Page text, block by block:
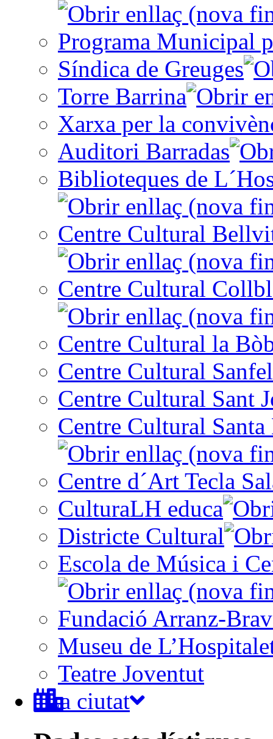
Programa Municipal
Síndica de Greuges
Torre Barrina
Xarxa per la
Auditori Barradas
Biblioteques de
Centre Cultural
Centre Cultural
Centre Cultural la
Centre Cultural
Centre Cultural Sant
Centre Cultural
Centre d´Art Tecla
CulturaLH educa
Districte Cultural
Escola de Música i
Fundació Arranz-
Museu de
Teatre Joventut
La ciutat